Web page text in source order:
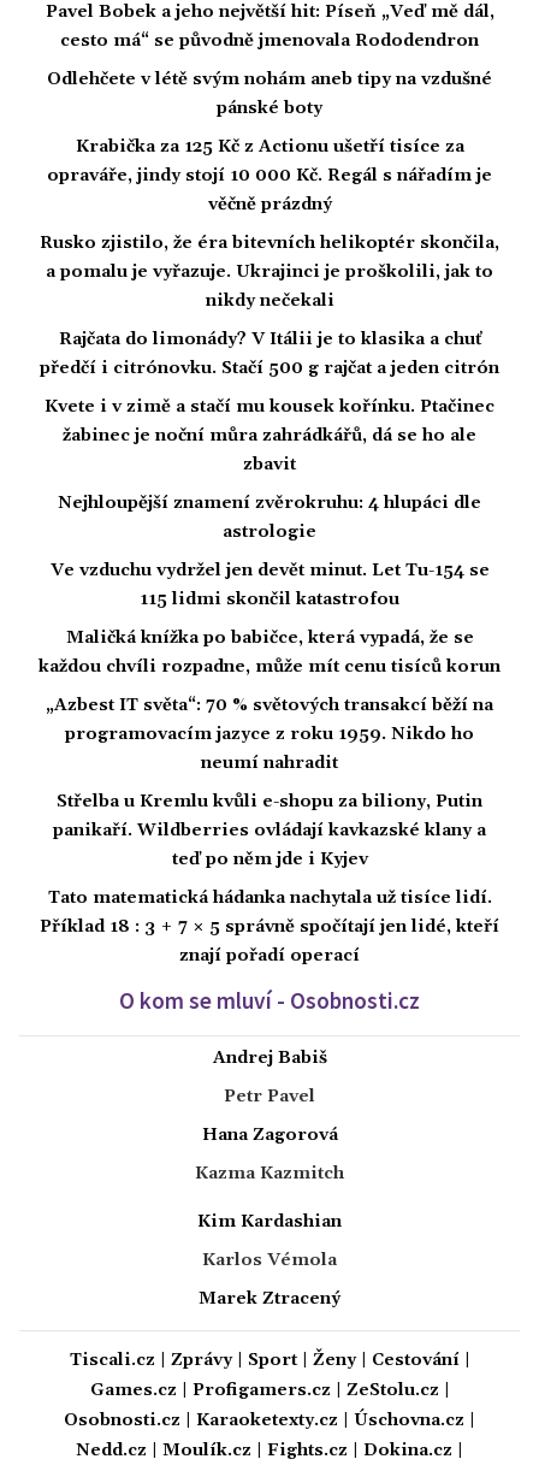
Pavel Bobek a jeho největší hit: Píseň „Veď mě dál,
cesto má“ se původně jmenovala Rododendron
Odlehčete v létě svým nohám aneb tipy na vzdušné
pánské boty
Krabička za 125 Kč z Actionu ušetří tisíce za
opraváře, jindy stojí 10 000 Kč. Regál s nářadím je
věčně prázdný
Rusko zjistilo, že éra bitevních helikoptér skončila,
a pomalu je vyřazuje. Ukrajinci je proškolili, jak to
nikdy nečekali
Rajčata do limonády? V Itálii je to klasika a chuť
předčí i citrónovku. Stačí 500 g rajčat a jeden citrón
Kvete i v zimě a stačí mu kousek kořínku. Ptačinec
žabinec je noční můra zahrádkářů, dá se ho ale
zbavit
Nejhloupější znamení zvěrokruhu: 4 hlupáci dle
astrologie
Ve vzduchu vydržel jen devět minut. Let Tu-154 se
115 lidmi skončil katastrofou
Maličká knížka po babičce, která vypadá, že se
každou chvíli rozpadne, může mít cenu tisíců korun
„Azbest IT světa“: 70 % světových transakcí běží na
programovacím jazyce z roku 1959. Nikdo ho
neumí nahradit
Střelba u Kremlu kvůli e-shopu za biliony, Putin
panikaří. Wildberries ovládají kavkazské klany a
teď po něm jde i Kyjev
Tato matematická hádanka nachytala už tisíce lidí.
Příklad 18 : 3 + 7 × 5 správně spočítají jen lidé, kteří
znají pořadí operací
O kom se mluví - Osobnosti.cz
Andrej Babiš
Petr Pavel
Hana Zagorová
Kazma Kazmitch
Kim Kardashian
Karlos Vémola
Marek Ztracený
Tiscali.cz Zprávy| Sport| Ženy| Cestování|
Games.cz
Profigamers.cz ZeStolu.cz
Osobnosti.cz
Karaoketexty.cz Úschovna.cz
Nedd.cz
Moulík.cz Fights.cz Dokina.cz